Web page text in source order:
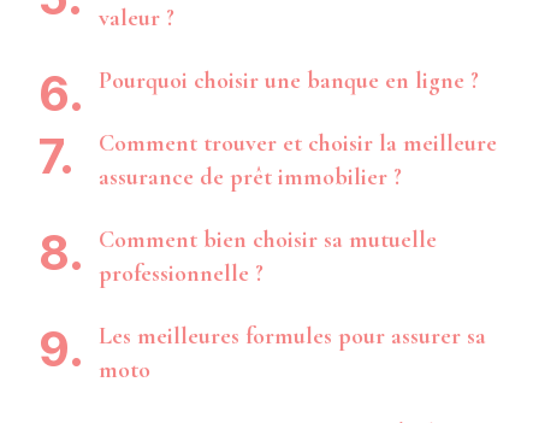
valeur ?
Pourquoi choisir une banque en ligne ?
Comment trouver et choisir la meilleure
assurance de prêt immobilier ?
Comment bien choisir sa mutuelle
professionnelle ?
Les meilleures formules pour assurer sa
moto